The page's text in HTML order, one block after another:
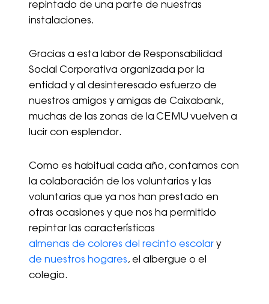
repintado de una parte de nuestras
instalaciones.
Gracias a esta labor de Responsabilidad
Social Corporativa organizada por la
entidad y al desinteresado esfuerzo de
nuestros amigos y amigas de Caixabank,
muchas de las zonas de la CEMU vuelven a
lucir con esplendor.
Como es habitual cada año, contamos con
la colaboración de los voluntarios y las
voluntarias que ya nos han prestado en
otras ocasiones y que nos ha permitido
repintar las características
almenas de colores del recinto escolar y
de nuestros hogares, el albergue o el
colegio.